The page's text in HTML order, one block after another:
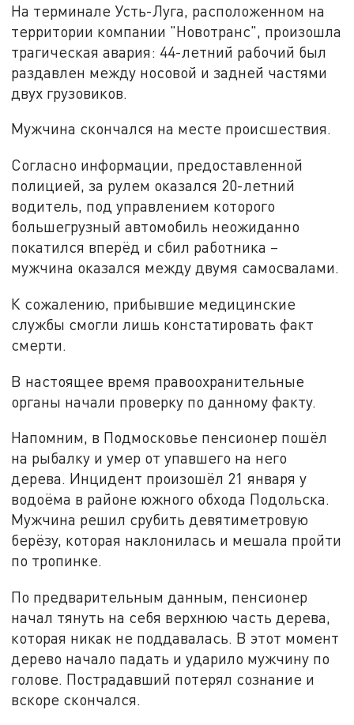
На терминале Усть-Луга, расположенном на
территории компании "Новотранс", произошла
трагическая авария: 44-летний рабочий был
раздавлен между носовой и задней частями
двух грузовиков.
Мужчина скончался на месте происшествия.
Согласно информации, предоставленной
полицией, за рулем оказался 20-летний
водитель, под управлением которого
большегрузный автомобиль неожиданно
покатился вперёд и сбил работника –
мужчина оказался между двумя самосвалами.
К сожалению, прибывшие медицинские
службы смогли лишь констатировать факт
смерти.
В настоящее время правоохранительные
органы начали проверку по данному факту.
Напомним, в Подмосковье пенсионер пошёл
на рыбалку и умер от упавшего на него
дерева. Инцидент произошёл 21 января у
водоёма в районе южного обхода Подольска.
Мужчина решил срубить девятиметровую
берёзу, которая наклонилась и мешала пройти
по тропинке.
По предварительным данным, пенсионер
начал тянуть на себя верхнюю часть дерева,
которая никак не поддавалась. В этот момент
дерево начало падать и ударило мужчину по
голове. Пострадавший потерял сознание и
вскоре скончался.